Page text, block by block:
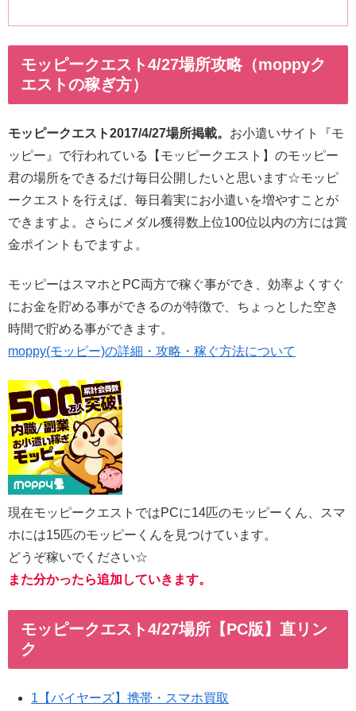
モッピークエスト4/27場所攻略（moppyク
エストの稼ぎ方）
モッピークエスト2017/4/27場所掲載。 お小遣いサイト『モ
ッピー』で行われている【モッピークエスト】のモッピー
君の場所をできるだけ毎日公開したいと思います☆モッピ
ークエストを行えば、毎日着実にお小遣いを増やすことが
できますよ。さらにメダル獲得数上位100位以内の方には賞
金ポイントもでますよ。
モッピーはスマホとPC両方で稼ぐ事ができ、効率よくすぐ
にお金を貯める事ができるのが特徴で、ちょっとした空き
時間で貯める事ができます。
moppy(モッピー)の詳細・攻略・稼ぐ方法について
現在モッピークエストではPCに14匹のモッピーくん、スマ
ホには15匹のモッピーくんを見つけています。
どうぞ稼いでください☆
また分かったら追加していきます。
モッピークエスト4/27場所【PC版】直リン
ク
1【バイヤーズ】携帯・スマホ買取